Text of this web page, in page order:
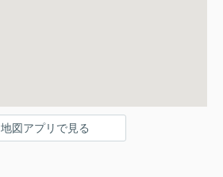
地図アプリで見る